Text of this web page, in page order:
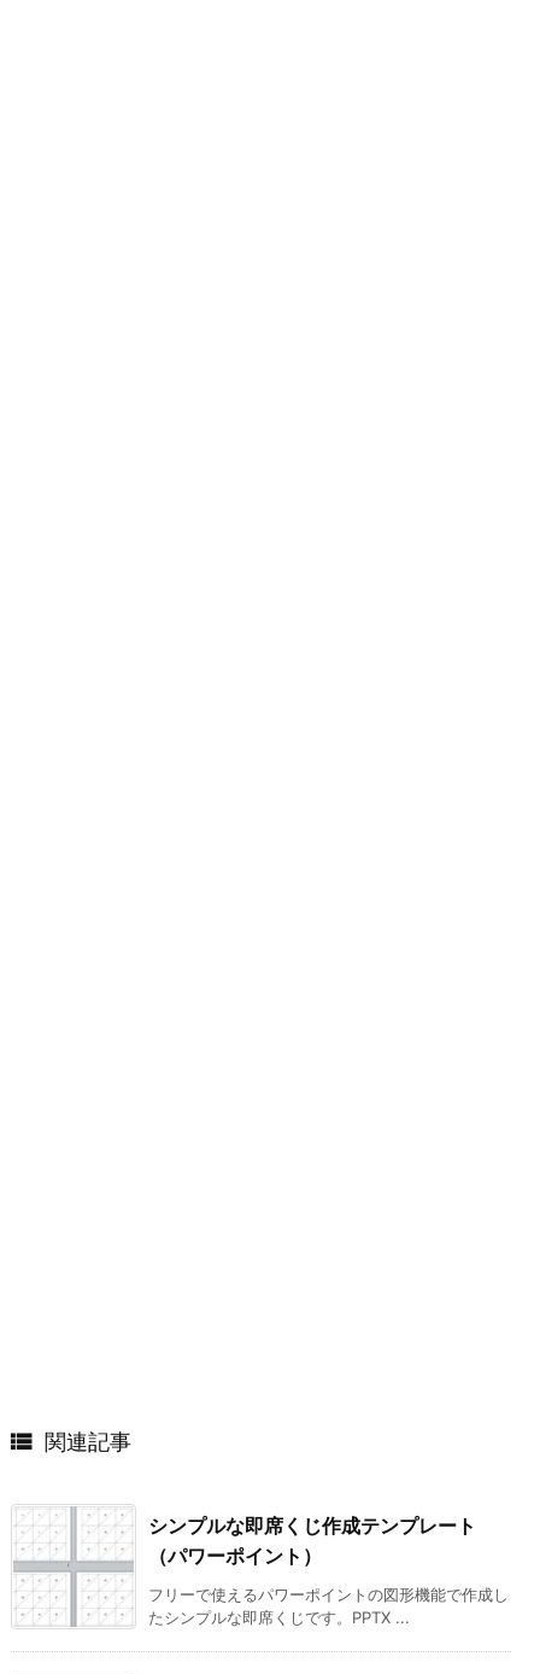
 関連記事
シンプルな即席くじ作成テンプレート
（パワーポイント）
フリーで使えるパワーポイントの図形機能で作成し
たシンプルな即席くじです。PPTX ...